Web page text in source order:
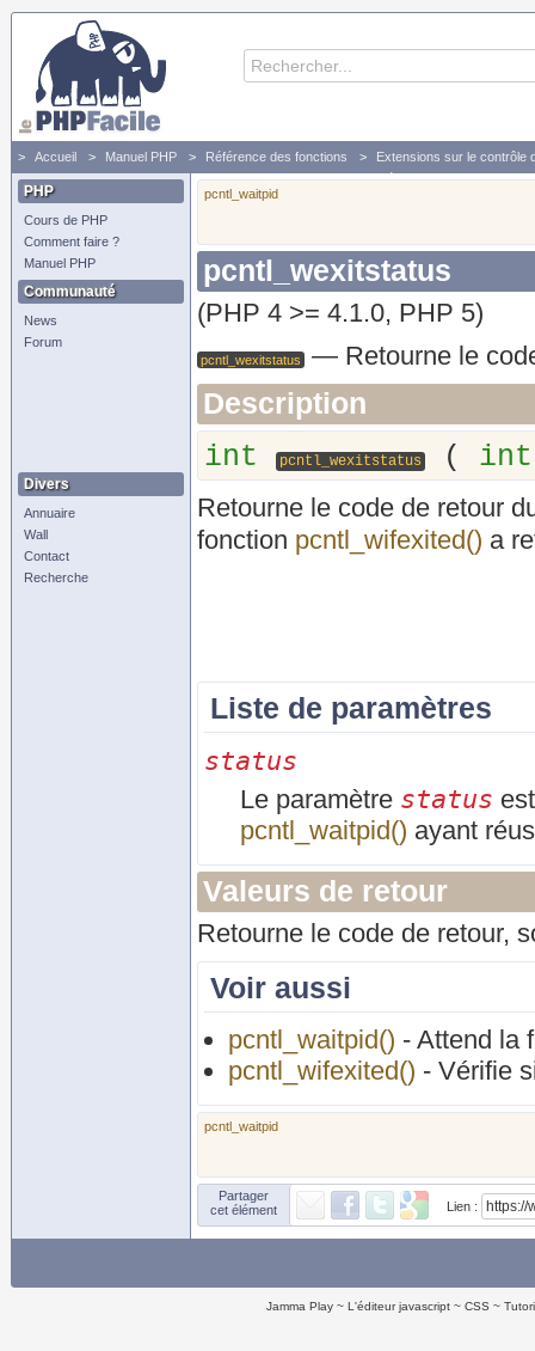
Accueil Manuel PHP Référence des fonctions
Extensions sur le contrôle
pcntl_wexitstatus - Retourne le code d'un processus fils terminé
PHP
Cours de PHP
Comment faire ?
Manuel PHP
Communauté
News
Forum
Divers
Annuaire
Wall
Contact
Recherche
pcntl_waitpid
pcntl_wexitstatus
(PHP 4 >= 4.1.0, PHP 5)
pcntl_wexitstatus — Retourne le
Description
int
pcntl_wexitstatus ( int
Retourne le code de retour
fonction pcntl_wifexited() a
Liste de paramètres
status
Le paramètre status
pcntl_waitpid() ayant
Valeurs de retour
Retourne le code de retour,
Voir aussi
pcntl_waitpid() - Attend la
pcntl_wifexited() - Vérifie
pcntl_waitpid
Partager
cet élément
Lien :
Jamma Play L'éditeur javascript CSS